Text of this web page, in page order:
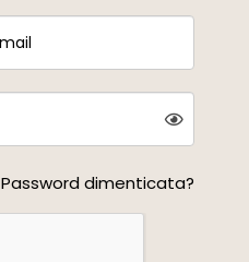
Password dimenticata?